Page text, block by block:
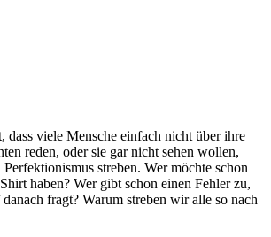
dass viele Mensche einfach nicht über ihre
reden, oder sie gar nicht sehen wollen,
streben. Wer möchte schon
haben? Wer gibt schon einen Fehler zu,
fragt? Warum streben wir alle so nach